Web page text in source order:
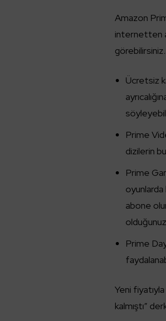
Amazon
internetten
Ücretsiz
Prime
dizilerin
Prime
oyunlarda
abone
Prime
Yeni
kalmıştı”